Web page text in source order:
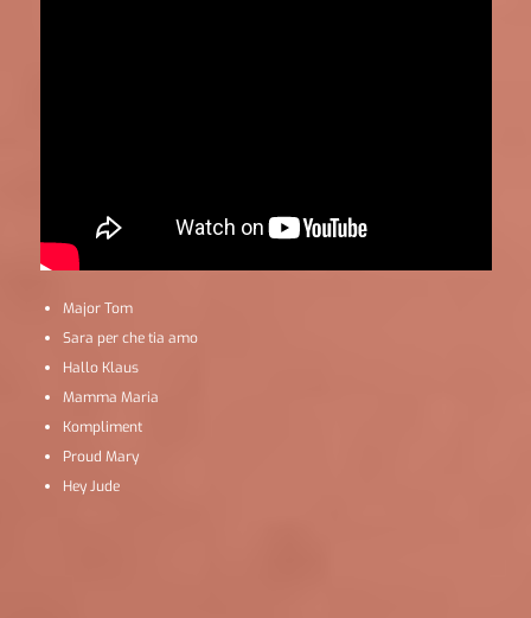
Major Tom
Sara per che tia amo
Hallo Klaus
Mamma Maria
Kompliment
Proud Mary
Hey Jude